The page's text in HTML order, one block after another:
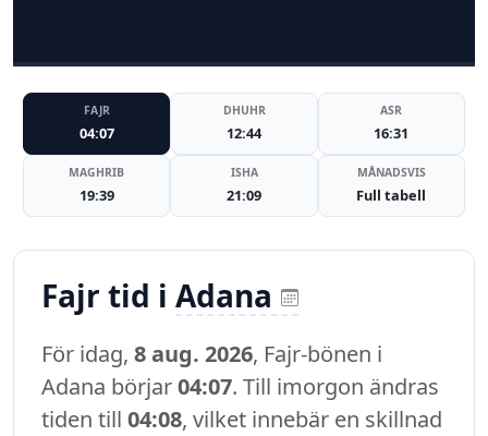
FAJR
04:07
DHUHR
12:44
ASR
16:31
MAGHRIB
19:39
ISHA
21:09
MÅNADSVIS
Full tabell
Fajr tid i Adana
För idag, 8 aug. 2026, Fajr-bönen i
Adana börjar04:07. Till imorgon ändras
tiden till 04:08, vilket innebär en skillnad